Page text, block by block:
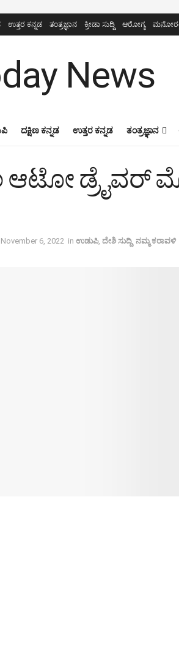
ಉತ್ತರ ಕನ್ನಡ ತಂತ್ರಜ್ಞಾನ ಕ್ರೀಡಾ ಸುದ್ದಿ ಆರೋಗ್ಯ
ದಕ್ಷಿಣ ಕನ್ನಡ ಉತ್ತರ ಕನ್ನಡ ತಂತ್ರಜ್ಞಾನ
ಡ್ರೈವರ್
November 6, 2022 in ಉಡುಪಿ, ದೇಶಿ ಸುದ್ದಿ ನಮ್ಮ ಕರಾವಳಿ